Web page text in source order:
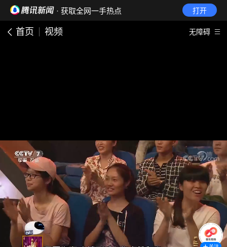
· 获取全网一手热点 打开
首页 视频 无障碍